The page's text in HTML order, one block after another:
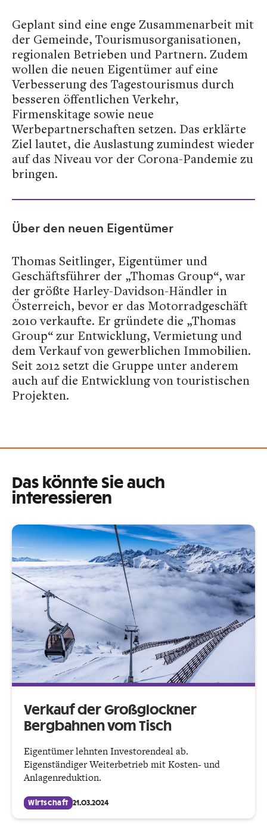
Geplant sind eine enge Zusammenarbeit mit
der Gemeinde, Tourismusorganisationen,
regionalen Betrieben und Partnern. Zudem
wollen die neuen Eigentümer auf eine
Verbesserung des Tagestourismus durch
besseren öffentlichen Verkehr,
Firmenskitage sowie neue
Werbepartnerschaften setzen. Das erklärte
Ziel lautet, die Auslastung zumindest wieder
auf das Niveau vor der Corona-Pandemie zu
bringen.
Über den neuen Eigentümer
Thomas Seitlinger, Eigentümer und
Geschäftsführer der „Thomas Group“, war
der größte Harley-Davidson-Händler in
Österreich, bevor er das Motorradgeschäft
2010 verkaufte. Er gründete die „Thomas
Group“ zur Entwicklung, Vermietung und
dem Verkauf von gewerblichen Immobilien.
Seit 2012 setzt die Gruppe unter anderem
auch auf die Entwicklung von touristischen
Projekten.
Das könnte Sie auch
interessieren
Verkauf der Großglockner
Bergbahnen vom Tisch
Eigentümer lehnten Investorendeal ab.
Eigenständiger Weiterbetrieb mit Kosten- und
Anlagenreduktion.
Wirtschaft 21.03.2024